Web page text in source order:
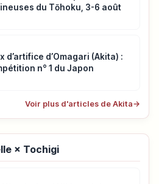
du Tōhoku, 3-6 août
d’artifice d’Omagari (Akita) :
n° 1 du Japon
Voir plus d'articles de Akita→
× Tochigi